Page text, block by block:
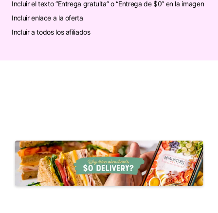
Incluir el texto “Entrega gratuita” o “Entrega de $0” en la imagen
Incluir enlace a la oferta
Incluir a todos los afiliados